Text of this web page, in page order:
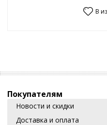
В
Покупателям
Новости и скидки
Доставка и оплата